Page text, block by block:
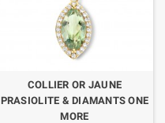
COLLIER OR JAUNE
PRASIOLITE & DIAMANTS ONE
MORE